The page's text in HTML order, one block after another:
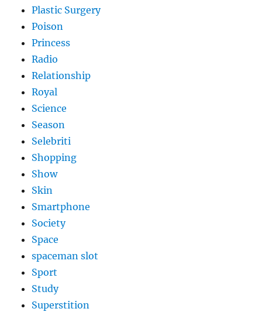
Plastic Surgery
Poison
Princess
Radio
Relationship
Royal
Science
Season
Selebriti
Shopping
Show
Skin
Smartphone
Society
Space
spaceman slot
Sport
Study
Superstition